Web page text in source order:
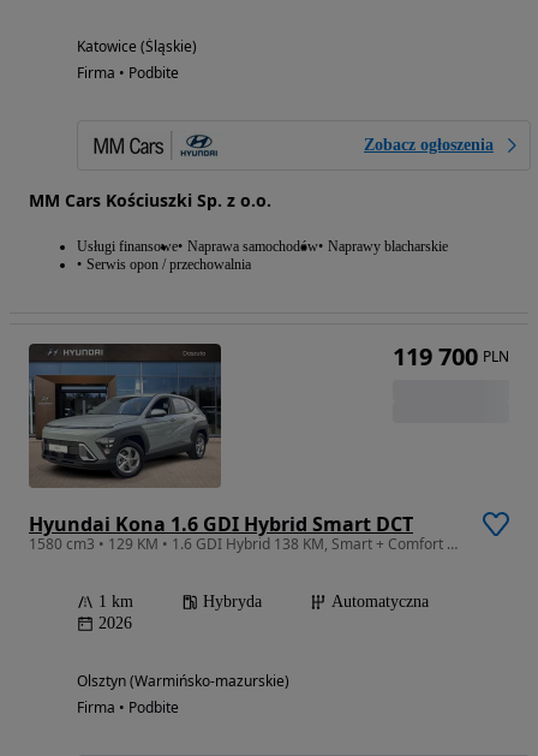
Katowice (Śląskie)
Firma • Podbite
Zobacz ogłoszenia
MM Cars Kościuszki Sp. z o.o.
Usługi finansowe Naprawa samochodów Naprawy blacharskie
Serwis opon / przechowalnia
Hyundai Kona 1.6 GDI Hybrid Smart DCT
1580 cm3 • 129 KM • 1.6 GDI Hybrid 138 KM, Smart + Comfort Dostępny od ręki!
1 km Hybryda
Automatyczna
2026
Olsztyn (Warmińsko-mazurskie)
Firma • Podbite
119 700 PLN